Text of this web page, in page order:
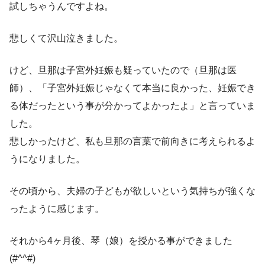
試しちゃうんですよね。
悲しくて沢山泣きました。
けど、旦那は子宮外妊娠も疑っていたので（旦那は医
師）、「子宮外妊娠じゃなくて本当に良かった、妊娠でき
る体だったという事が分かってよかったよ」と言っていま
した。
悲しかったけど、私も旦那の言葉で前向きに考えられるよ
うになりました。
その頃から、夫婦の子どもが欲しいという気持ちが強くな
ったように感じます。
それから4ヶ月後、琴（娘）を授かる事ができました
(#^^#)